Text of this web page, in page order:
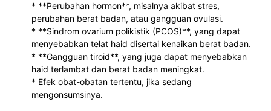
* **Perubahan hormon**, misalnya akibat stres,
perubahan berat badan, atau gangguan ovulasi.
* **Sindrom ovarium polikistik (PCOS)**, yang dapat
menyebabkan telat haid disertai kenaikan berat badan.
* **Gangguan tiroid**, yang juga dapat menyebabkan
haid terlambat dan berat badan meningkat.
* Efek obat-obatan tertentu, jika sedang
mengonsumsinya.